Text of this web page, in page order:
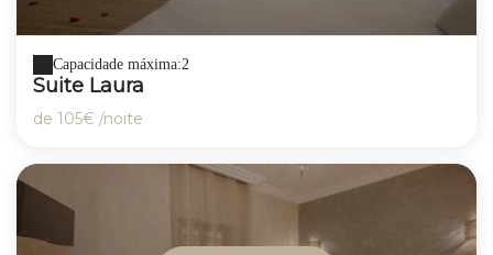
Capacidade máxima:2
Suite Laura
de 105€ /noite